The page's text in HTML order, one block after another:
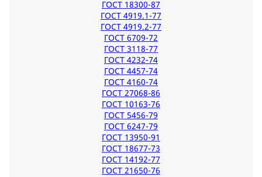
ГОСТ 18300-87
ГОСТ 4919.1-77
ГОСТ 4919.2-77
ГОСТ 6709-72
ГОСТ 3118-77
ГОСТ 4232-74
ГОСТ 4457-74
ГОСТ 4160-74
ГОСТ 27068-86
ГОСТ 10163-76
ГОСТ 5456-79
ГОСТ 6247-79
ГОСТ 13950-91
ГОСТ 18677-73
ГОСТ 14192-77
ГОСТ 21650-76